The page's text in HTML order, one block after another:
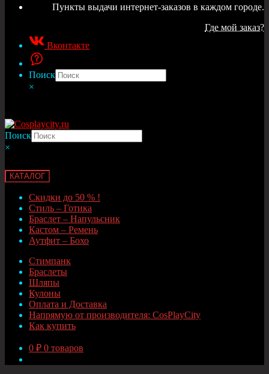
Пункты выдачи интернет-заказов в каждом городе.
Где мой заказ?
Вконтакте
Поиск
×
Поиск
×
КАТАЛОГ
Скидки до 50 % !
Стиль – Готика
Браслет – Напульсник
Кастом – Ремень
Аутфит – Бохо
Стимпанк
Браслеты
Шляпы
Кулоны
Оплата и Доставка
Напрямую от производителя: CosPlayCity
Как купить
0 ₽ 0 товаров